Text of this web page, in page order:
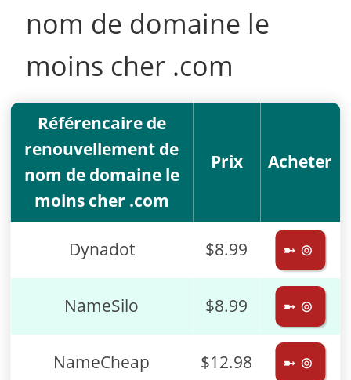
nom de domaine le
moins cher .com
Référencaire de
renouvellement de
nom de domaine le
moins cher .com
Prix Acheter
Dynadot $8.99 ➼ ⊚
NameSilo $8.99 ➼ ⊚
NameCheap $12.98 ➼ ⊚